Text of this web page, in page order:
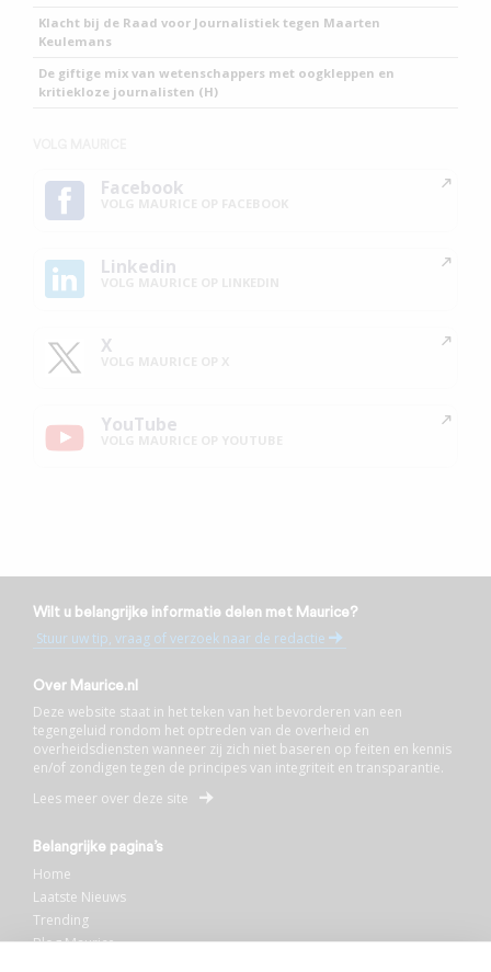
Klacht bij de Raad voor Journalistiek tegen Maarten
Keulemans
De giftige mix van wetenschappers met oogkleppen en
kritiekloze journalisten (H)
Facebook
Linkedin
X
YouTube
Wilt u belangrijke informatie delen met Maurice?
Stuur uw tip, vraag of verzoek naar de redactie
Over Maurice.nl
Deze website staat in het teken van het bevorderen van een
tegengeluid rondom het optreden van de overheid en
overheidsdiensten wanneer zij zich niet baseren op feiten en kennis
en/of zondigen tegen de principes van integriteit en transparantie.
Lees meer over deze site
Belangrijke pagina’s
Home
Laatste Nieuws
Trending
Blog Maurice